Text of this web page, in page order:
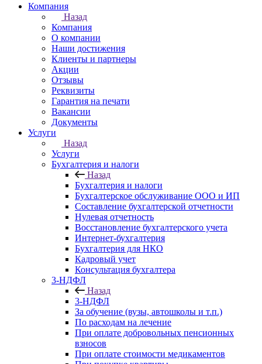
Компания
Назад
Компания
О компании
Наши достижения
Клиенты и партнеры
Акции
Отзывы
Реквизиты
Гарантия на печати
Вакансии
Документы
Услуги
Назад
Услуги
Бухгалтерия и налоги
Назад
Бухгалтерия и налоги
Бухгалтерское обслуживание ООО и ИП
Составление бухгалтерской отчетности
Нулевая отчетность
Восстановление бухгалтерского учета
Интернет-бухгалтерия
Бухгалтерия для НКО
Кадровый учет
Консультация бухгалтера
3-НДФЛ
Назад
3-НДФЛ
За обучение (вузы, автошколы и т.п.)
По расходам на лечение
При оплате добровольных пенсионных
взносов
При оплате стоимости медикаментов